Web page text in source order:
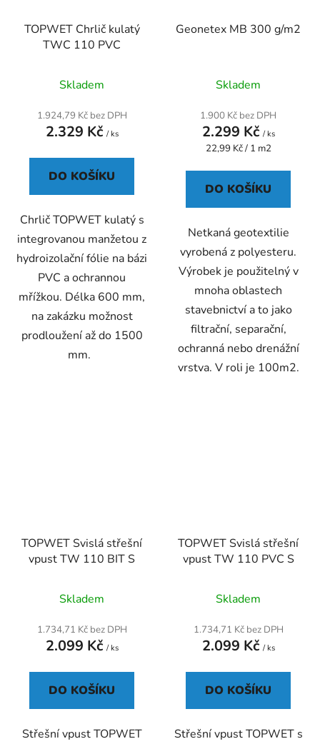
TOPWET Chrlič kulatý
TWC 110 PVC
hodnocení
produktu
je
z
Skladem
1.924,79 Kč bez DPH
2.329 Kč / ks
DO KOŠÍKU
Chrlič TOPWET kulatý s
integrovanou manžetou z
hydroizolační fólie na bázi
PVC a ochrannou
mřížkou. Délka 600 mm,
na zakázku možnost
prodloužení až do 1500
mm.
Geonetex MB 300 g/m2
hodnocení
produktu
je
5,0
z
5
hvězdiček.
Skladem
1.900 Kč bez DPH
2.299 Kč / ks
Měrná
22,99 Kč / 1 m2
DO KOŠÍKU
Netkaná geotextilie
vyrobená z polyesteru.
Výrobek je použitelný v
mnoha oblastech
stavebnictví a to jako
filtrační, separační,
ochranná nebo drenážní
vrstva. V roli je 100m2.
TOPWET Svislá střešní
vpust TW 110 BIT S
Skladem
1.734,71 Kč bez DPH
2.099 Kč / ks
DO KOŠÍKU
Střešní vpust TOPWET
TOPWET Svislá střešní
vpust TW 110 PVC S
hodnocení
produktu
je
z
Skladem
1.734,71 Kč bez DPH
2.099 Kč / ks
DO KOŠÍKU
Střešní vpust TOPWET s